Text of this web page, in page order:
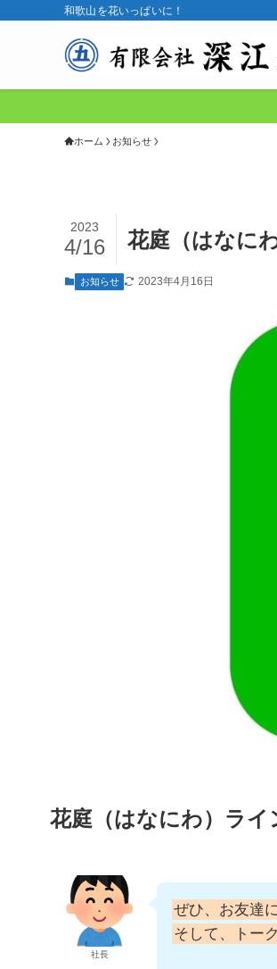
和歌山を花いっぱいに！
ホーム お知らせ
花庭（はなに
2023
4/16
お知らせ 2023年4月16日
花庭（はなにわ）ライ
社長
ぜひ、お友達
そして、トー